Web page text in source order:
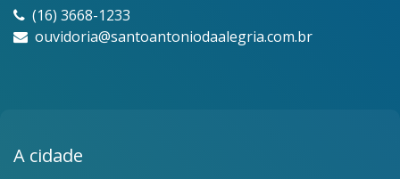
(16) 3668-1233
ouvidoria@santoantoniodaalegria.com.br
A cidade